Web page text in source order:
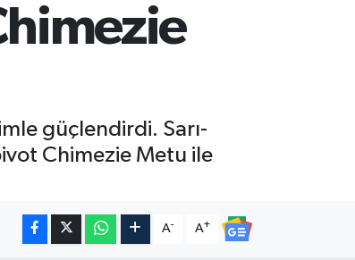
güçlendirdi. Sarı-
Chimezie Metu ile
A- A+